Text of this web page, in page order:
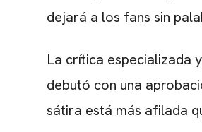
dejará a los fans sin
La crítica especializada
debutó con una
sátira está más afilada